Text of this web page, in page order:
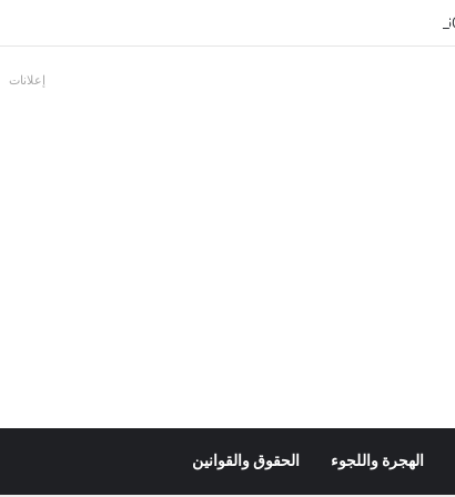
إعلانات
الهجرة واللجوء الحقوق والقوانين